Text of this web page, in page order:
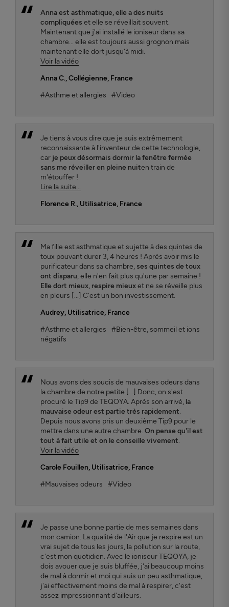
Anna est asthmatique, elle a des nuits
compliquées et elle se réveillait souvent.
Maintenant que j'ai installé le ioniseur dans sa
chambre... elle est toujours aussi grognon mais
maintenant elle dort jusqu'à midi.
Voir la vidéo
Anna C., Collégienne, France
#Asthme et allergies
#Video
Je tiens à vous dire que je suis extrêmement
reconnaissante à l'inventeur de cette technologie,
car je peux désormais dormir la fenêtre fermée
sans me réveiller en pleine nuiten train de
m'étouffer !
Lire la suite...
Florence R., Utilisatrice, France
Ma fille est asthmatique et sujette à des quintes de
toux pouvant durer 3, 4 heures ! Après avoir mis le
purificateur dans sa chambre,ses quintes de toux
ont disparu, elle n'en fait plus qu'une par semaine !
Elle dort mieux, respire mieuxet ne se réveille plus
en pleurs [...] C'est un bon investissement.
Audrey, Utilisatrice, France
#Asthme et allergies
#Bien-être, sommeil et ions
négatifs
Nous avons des soucis de mauvaises odeurs dans
la chambre de notre petite [...] Donc, on s'est
procuré le Tip9 de TEQOYA. Après son arrivé, la
mauvaise odeur est partie très rapidement.
Depuis nous avons pris un deuxième Tip9 pour le
mettre dans une autre chambre. On pense qu'il est
tout à fait utile et on le conseille vivement.
Voir la vidéo
Carole Fouillen, Utilisatrice, France
#Mauvaises odeurs
#Video
Je passe une bonne partie de mes semaines dans
mon camion. La qualité de l'Air que je respire est un
vrai sujet de tous les jours, la pollution sur la route,
c'est mon quotidien. Avec le ioniseur TEQOYA, je
dois avouer que je suis bluffée, j'ai beaucoup moins
de mal à dormir et moi qui suis un peu asthmatique,
j'ai effectivement moins de mal à respirer, c'est
assez impressionnant d'ailleurs.